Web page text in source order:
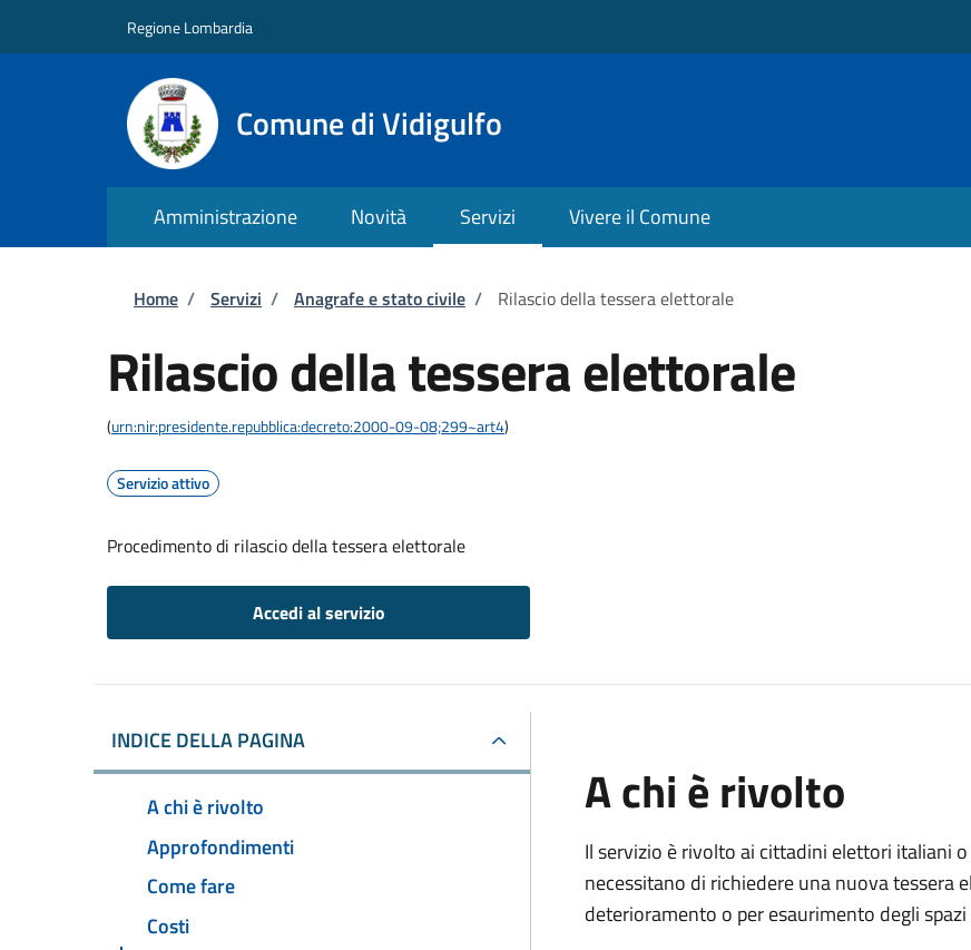
Regione Lombardia
Comune di Vidigulfo
Amministrazione Novità Servizi Vivere il Comune
Briciole di pane
Home / Servizi / Anagrafe e stato civile / Rilascio della tessera elettorale
Rilascio della tessera elettorale
(urn:nir:presidente.repubblica:decreto:2000-09-08;299~art4)
Servizio attivo
Procedimento di rilascio della tessera elettorale
Accedi al servizio
INDICE DELLA PAGINA
A chi è rivolto
Approfondimenti
Come fare
Costi
A chi è rivolto
Il servizio è rivolto ai cittadini elettori italiani
necessitano di richiedere una nuova
deterioramento o per esaurimento degli